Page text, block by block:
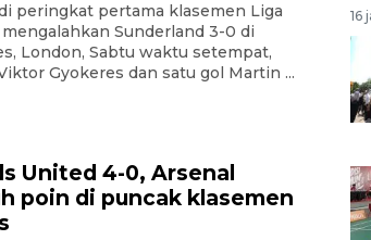
peringkat pertama klasemen Liga
Sunderland 3-0 di
London, Sabtu waktu setempat,
Gyokeres dan satu gol Martin ...
United 4-0, Arsenal
poin di puncak klasemen
16